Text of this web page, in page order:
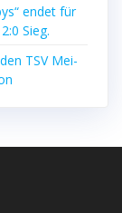
endet für
Sieg.
TSV Mei­